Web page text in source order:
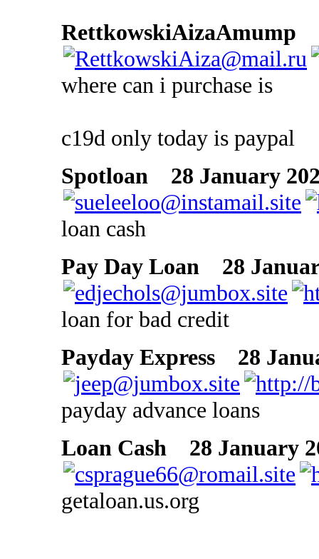
RettkowskiAizaAmump
where can i purchase is
c19d only today is paypal
Spotloan
28 January
loan cash
Pay Day Loan
28
loan for bad credit
Payday Express
28
payday advance loans
Loan Cash
28 January
getaloan.us.org